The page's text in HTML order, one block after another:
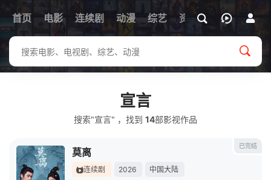
首页 电影 连续剧 动漫 综艺 资讯
宣言
搜索"宣言" ，找到 14部影视作品
已完结
莫离
连续剧 2026
中国大陆